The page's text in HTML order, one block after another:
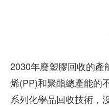
2030年廢塑膠回收的產
烯(PP)和聚酯總產能的
系列化學品回收技術，